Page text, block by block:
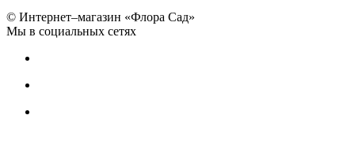
© Интернет–магазин «Флора Сад»
Мы в социальных сетях